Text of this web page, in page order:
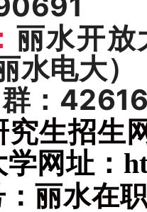
丽水开放
电大）
：
究生招
网址：
：丽水